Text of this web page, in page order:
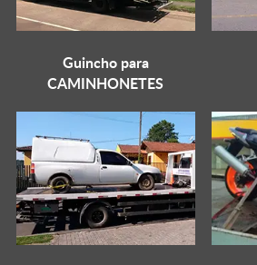
Guincho para
CAMINHONETES